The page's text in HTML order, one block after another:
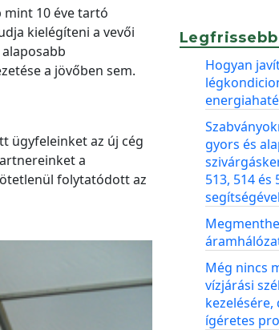
mint 10 éve tartó
kielégíteni a vevői
a jövőben sem.
ügyfeleinket az új cég
a
folytatódott az
Hogyan
gyors és
513, 514 és
segítségével
Még nincs
vízjárási
kezelésére,
ígéretes